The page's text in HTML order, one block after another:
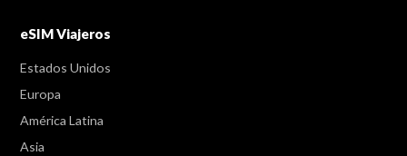
eSIM Viajeros
Estados Unidos
Europa
América Latina
Asia